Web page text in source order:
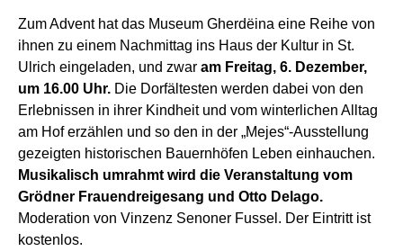
Zum Advent hat das Museum Gherdëina eine Reihe von
ihnen zu einem Nachmittag ins Haus der Kultur in St.
Ulrich eingeladen, und zwar am Freitag, 6. Dezember,
um 16.00 Uhr. Die Dorfältesten werden dabei von den
Erlebnissen in ihrer Kindheit und vom winterlichen Alltag
am Hof erzählen und so den in der „Mejes“-Ausstellung
gezeigten historischen Bauernhöfen Leben einhauchen.
Musikalisch umrahmt wird die Veranstaltung vom
Grödner Frauendreigesang und Otto Delago.
Moderation von Vinzenz Senoner Fussel. Der Eintritt ist
kostenlos.